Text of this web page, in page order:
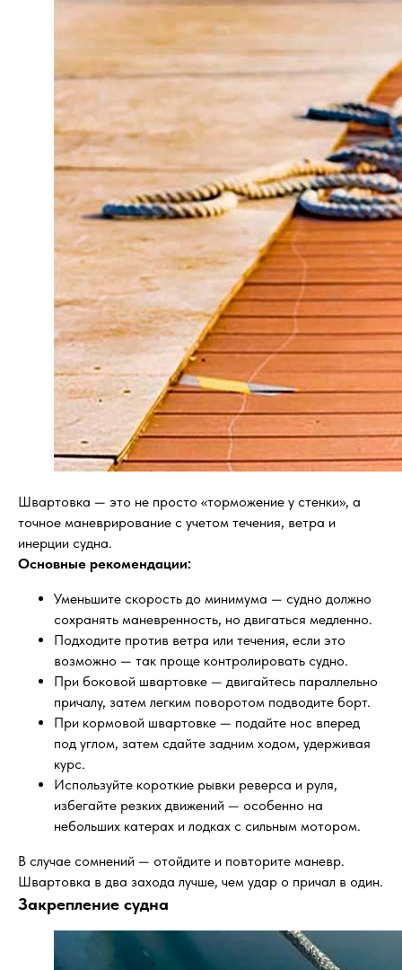
Швартовка — это не просто «торможение у стенки», а
точное маневрирование с учетом течения, ветра и
инерции судна.
Основные рекомендации:
Уменьшите скорость до минимума — судно должно
сохранять маневренность, но двигаться медленно.
Подходите против ветра или течения, если это
возможно — так проще контролировать судно.
При боковой швартовке — двигайтесь параллельно
причалу, затем легким поворотом подводите борт.
При кормовой швартовке — подайте нос вперед
под углом, затем сдайте задним ходом, удерживая
курс.
Используйте короткие рывки реверса и руля,
избегайте резких движений — особенно на
небольших катерах и лодках с сильным мотором.
В случае сомнений — отойдите и повторите маневр.
Швартовка в два захода лучше, чем удар о причал в один.
Закрепление судна